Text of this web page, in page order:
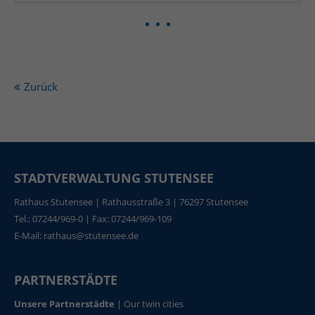
adipiscing elit.
parturient montes, nascetur ridiculus mus. Donec
Zurück
STADTVERWALTUNG STUTENSEE
Rathaus Stutensee | Rathausstraße 3 | 76297 Stutensee
Tel.: 07244/969-0 | Fax: 07244/969-109
E-Mail: rathaus@stutensee.de
PARTNERSTÄDTE
Unsere Partnerstädte | Our twin cities